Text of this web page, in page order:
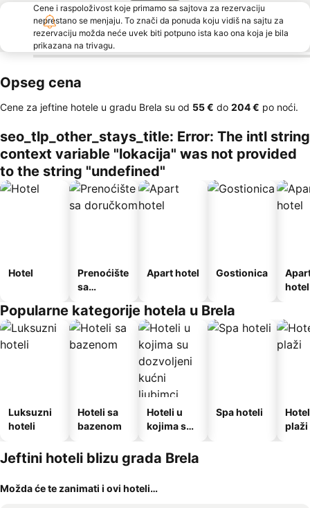
Cene i raspoloživost koje primamo sa sajtova za rezervaciju
neprestano se menjaju. To znači da ponuda koju vidiš na sajtu za
rezervaciju možda neće uvek biti potpuno ista kao ona koja je bila
prikazana na trivagu.
Opseg cena
Cene za jeftine hotele u gradu Brela su od ‎55 € do ‎204 € po noći.
seo_tlp_other_stays_title: Error: The intl string
context variable "lokacija" was not provided
to the string "undefined"
Hotel
Prenoćište
sa
Apart hotel Gostionica
hotel
Popularne kategorije hotela u Brela
Luksuzni
hoteli
Hoteli sa
bazenom
Hoteli u
kojima su
kućni
ljubimci
Spa hoteli
plaži
Jeftini hoteli blizu grada Brela
Možda će te zanimati i ovi hoteli…